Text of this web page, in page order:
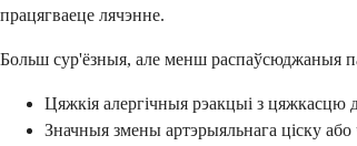
працягваеце лячэнне.
Больш сур'ёзныя, але менш распаўсюджаныя
Цяжкія алергічныя рэакцыі з цяжкасцю
Значныя змены артэрыяльнага ціску